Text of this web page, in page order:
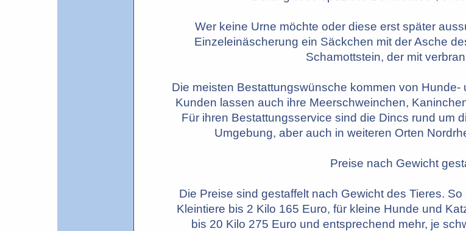
Wer keine Urne möchte oder diese erst später
Einzeleinäscherung ein Säckchen mit der Asche
Schamottstein, der mit
Die meisten Bestattungswünsche kommen von
Kunden lassen auch ihre Meerschweinchen,
Für ihren Bestattungsservice sind die Dincs rund um
Umgebung, aber auch in weiteren Orten
Preise nach Gewicht
Die Preise sind gestaffelt nach Gewicht des Tieres.
Kleintiere bis 2 Kilo 165 Euro, für kleine Hunde und
bis 20 Kilo 275 Euro und entsprechend mehr, je